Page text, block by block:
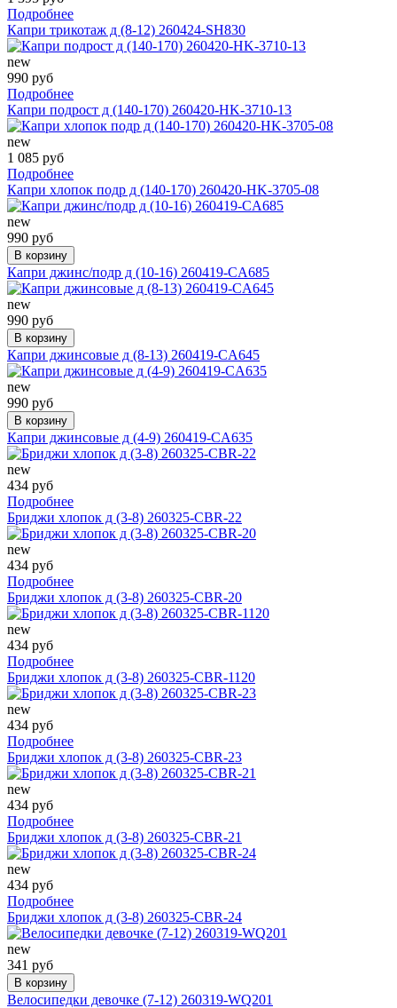
Подробнее
Капри трикотаж д (8-12) 260424-SH830
new
990 руб
Подробнее
Капри подрост д (140-170) 260420-HK-3710-13
new
1 085 руб
Подробнее
Капри хлопок подр д (140-170) 260420-HK-3705-08
new
990 руб
В корзину
Капри джинс/подр д (10-16) 260419-CA685
new
990 руб
В корзину
Капри джинсовые д (8-13) 260419-CA645
new
990 руб
В корзину
Капри джинсовые д (4-9) 260419-CA635
new
434 руб
Подробнее
Бриджи хлопок д (3-8) 260325-CBR-22
new
434 руб
Подробнее
Бриджи хлопок д (3-8) 260325-CBR-20
new
434 руб
Подробнее
Бриджи хлопок д (3-8) 260325-CBR-1120
new
434 руб
Подробнее
Бриджи хлопок д (3-8) 260325-CBR-23
new
434 руб
Подробнее
Бриджи хлопок д (3-8) 260325-CBR-21
new
434 руб
Подробнее
Бриджи хлопок д (3-8) 260325-CBR-24
new
341 руб
В корзину
Велосипедки девочке (7-12) 260319-WQ201